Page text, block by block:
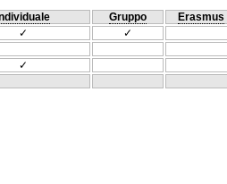
Gruppo
Erasmus
✓
✓
✓